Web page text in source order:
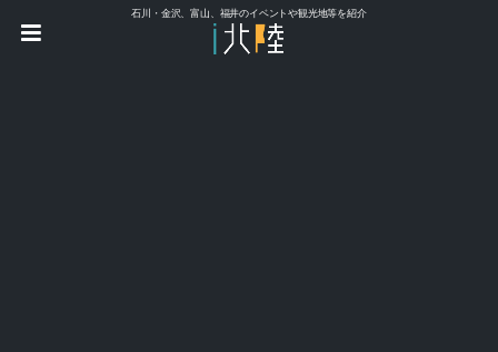
石川・金沢、富山、福井のイベントや観光地等を紹介